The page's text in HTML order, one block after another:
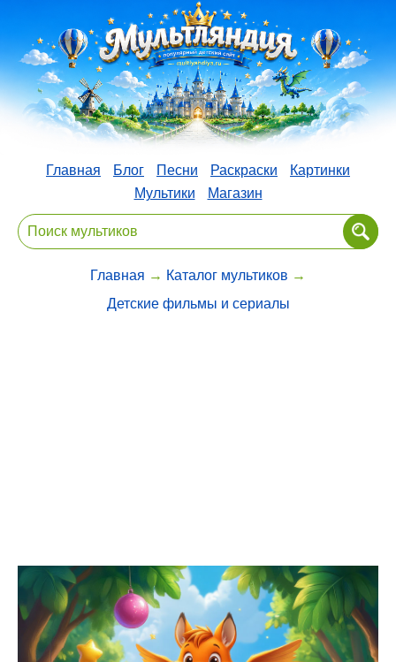
Главная Блог Песни Раскраски
Картинки
Мультики
Магазин
Главная → Каталог мультиков →
Детские фильмы и сериалы